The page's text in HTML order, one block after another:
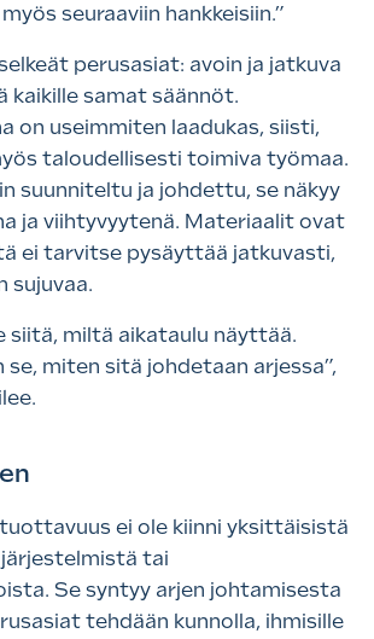
seuraaviin hankkeisiin.”
perusasiat: avoin ja jatkuva
kaikille samat säännöt.
on useimmiten laadukas, siisti,
taloudellisesti toimiva työmaa.
suunniteltu ja johdettu, se näkyy
ja viihtyvyytenä. Materiaalit ovat
ei tarvitse pysäyttää jatkuvasti,
sujuvaa.
siitä, miltä aikataulu näyttää.
se, miten sitä johdetaan arjessa”,
ei ole kiinni yksittäisistä
tai
Se syntyy arjen johtamisesta
tehdään kunnolla, ihmisille